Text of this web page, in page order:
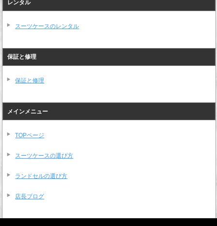
レンタル
スーツケースのレンタル
保証と修理
保証と修理
メインメニュー
TOPページ
スーツケースの選び方
ランドセルの選び方
店長ブログ